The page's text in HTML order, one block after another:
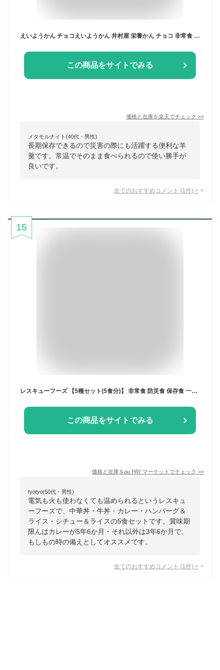
えいようかん チョコえいようかん 井村屋 栄養かん チョコ 非常食 5年保存 お菓子 備蓄 災害食 防災用品 防災食 防災食品 防災グッズ 防災セット ようかん 備蓄食 詰め合わせ 保存食
この商品をサイトでみる
価格と在庫を楽天でチェック >>
メタモルナイト(40代・男性)
長期保存できるので災害の際にも活躍する便利な羊
羹です。常温でそのまま食べられるので使い勝手が
良いです。
全てのおすすめコメント (1 件) >
15
レスキューフーズ 【5種セット(5食分)】 非常食 防災食 保存食 一食ボックス 温かい 美味しい 防災 食品 備蓄 備蓄品 災害 災害食 防災グ
この商品をサイトでみる
価格と在庫をau PAY マーケット でチェック >>
tyotyo(50代・男性)
電気も火も使わなくても温められるというレスキュ
ーフーズで、中華丼・牛丼・カレー・ハンバーグ＆
ライス・シチュー＆ライスの5食セットです。賞味期
限んはカレーが5年6か月・それ以外は3年6か月で、
もしもの時の備えとしてオススメです。
全てのおすすめコメント (1 件) >